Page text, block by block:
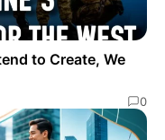
to Create, We
0